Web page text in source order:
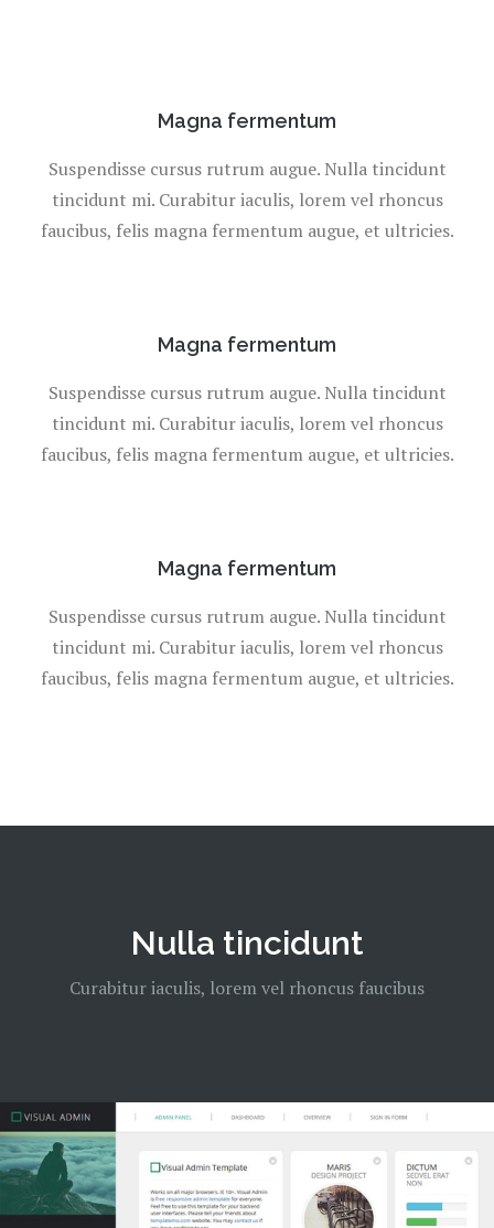
Magna fermentum
Suspendisse cursus rutrum augue. Nulla tincidunt
tincidunt mi. Curabitur iaculis, lorem vel rhoncus
faucibus, felis magna fermentum augue, et ultricies.
Magna fermentum
Suspendisse cursus rutrum augue. Nulla tincidunt
tincidunt mi. Curabitur iaculis, lorem vel rhoncus
faucibus, felis magna fermentum augue, et ultricies.
Magna fermentum
Suspendisse cursus rutrum augue. Nulla tincidunt
tincidunt mi. Curabitur iaculis, lorem vel rhoncus
faucibus, felis magna fermentum augue, et ultricies.
Nulla tincidunt
Curabitur iaculis, lorem vel rhoncus faucibus